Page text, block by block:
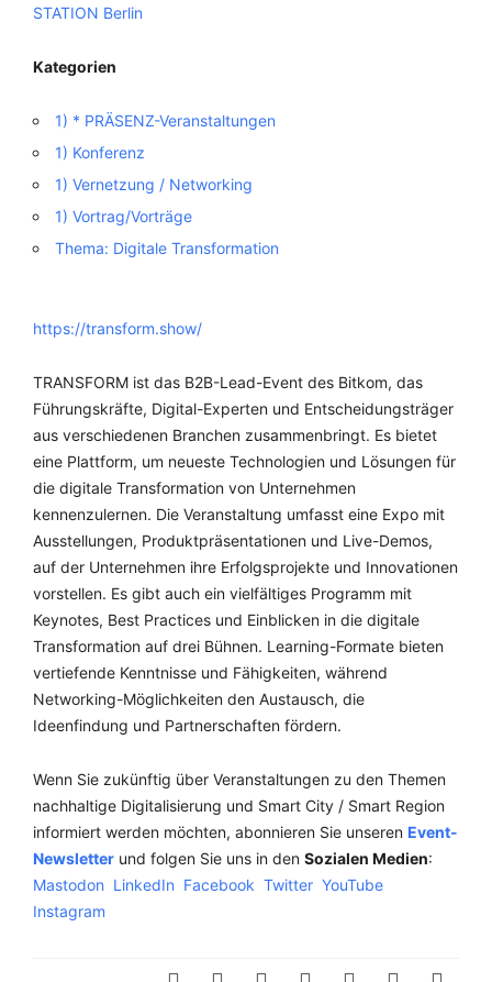
STATION Berlin
Kategorien
1) * PRÄSENZ-Veranstaltungen
1) Konferenz
1) Vernetzung / Networking
1) Vortrag/Vorträge
Thema: Digitale Transformation
https://transform.show/
TRANSFORM ist das B2B-Lead-Event des Bitkom, das
Führungskräfte, Digital-Experten und Entscheidungsträger
aus verschiedenen Branchen zusammenbringt. Es bietet
eine Plattform, um neueste Technologien und Lösungen für
die digitale Transformation von Unternehmen
kennenzulernen. Die Veranstaltung umfasst eine Expo mit
Ausstellungen, Produktpräsentationen und Live-Demos,
auf der Unternehmen ihre Erfolgsprojekte und Innovationen
vorstellen. Es gibt auch ein vielfältiges Programm mit
Keynotes, Best Practices und Einblicken in die digitale
Transformation auf drei Bühnen. Learning-Formate bieten
vertiefende Kenntnisse und Fähigkeiten, während
Networking-Möglichkeiten den Austausch, die
Ideenfindung und Partnerschaften fördern.
Wenn Sie zukünftig über Veranstaltungen zu den Themen
nachhaltige Digitalisierung und Smart City / Smart Region
informiert werden möchten, abonnieren Sie unseren Event-
Newsletter und folgen Sie uns in den Sozialen Medien:
Mastodon LinkedIn Facebook Twitter YouTube
Instagram